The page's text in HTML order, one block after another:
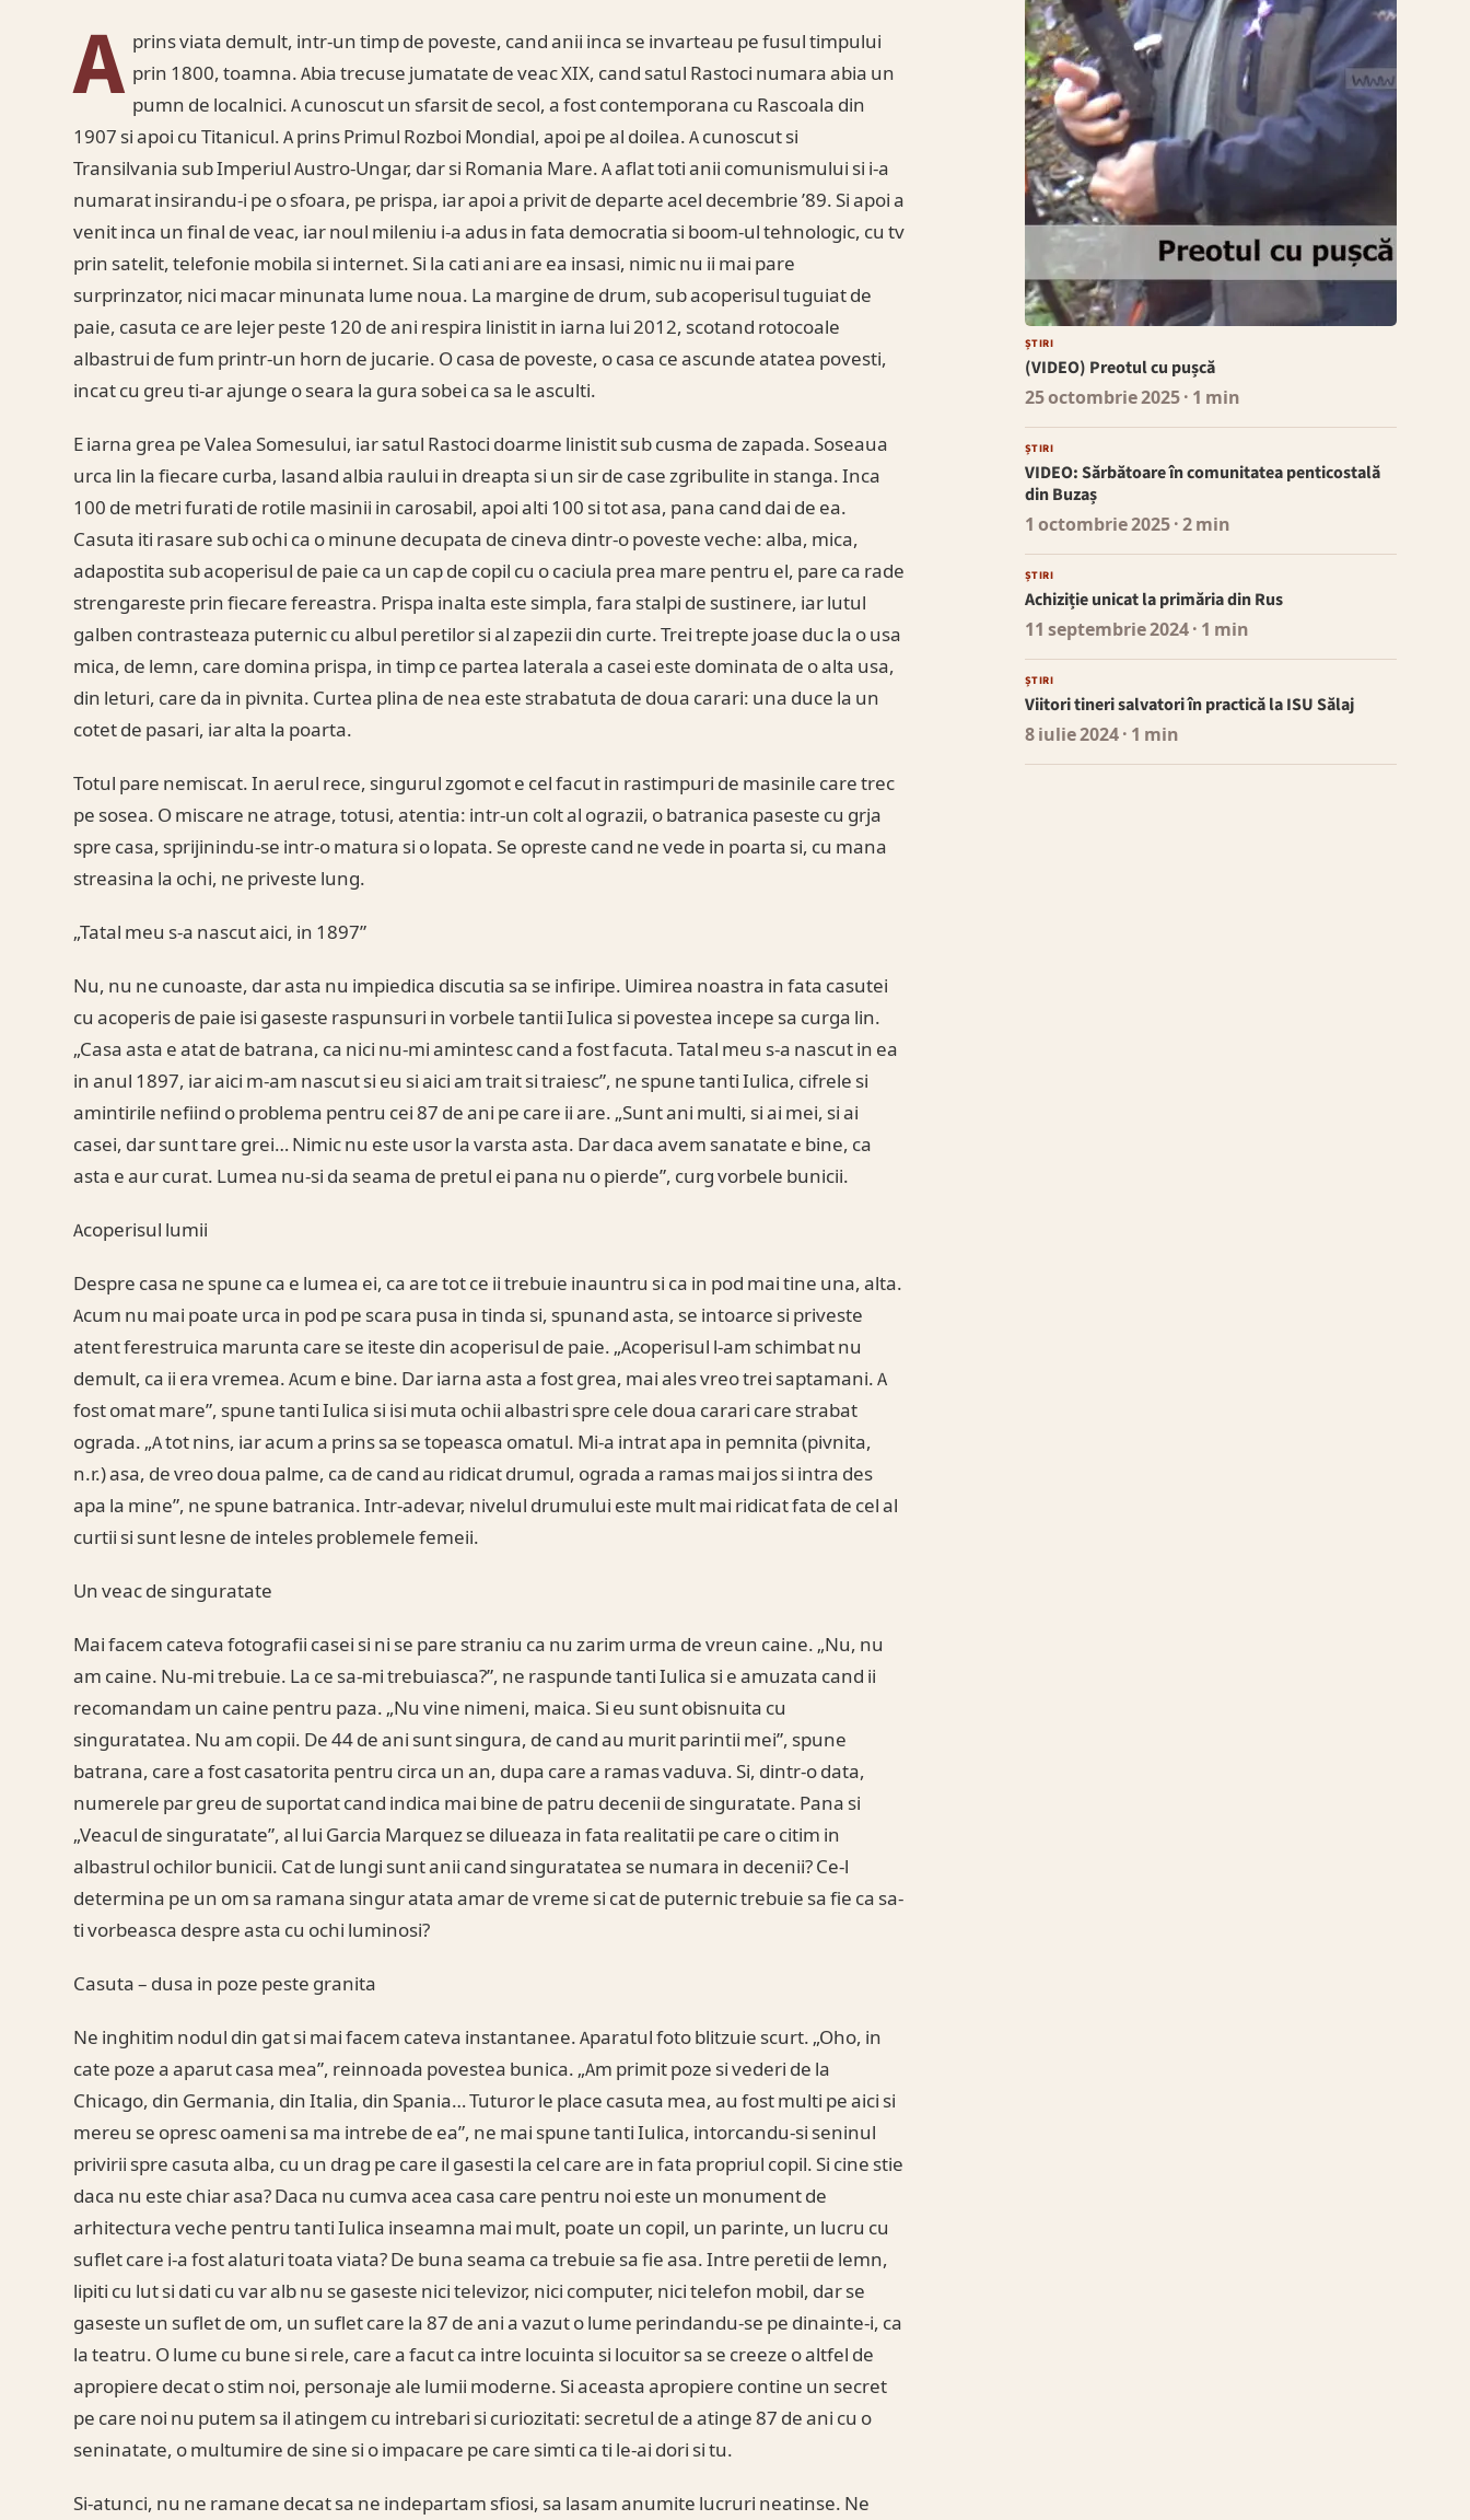
A prins viata demult, intr-un timp de poveste, cand anii inca se invarteau pe fusul timpului
prin 1800, toamna. Abia trecuse jumatate de veac XIX, cand satul Rastoci numara abia un
pumn de localnici. A cunoscut un sfarsit de secol, a fost contemporana cu Rascoala din
1907 si apoi cu Titanicul. A prins Primul Rozboi Mondial, apoi pe al doilea. A cunoscut si
Transilvania sub Imperiul Austro-Ungar, dar si Romania Mare. A aflat toti anii comunismului si i-a
numarat insirandu-i pe o sfoara, pe prispa, iar apoi a privit de departe acel decembrie ’89. Si apoi a
venit inca un final de veac, iar noul mileniu i-a adus in fata democratia si boom-ul tehnologic, cu tv
prin satelit, telefonie mobila si internet. Si la cati ani are ea insasi, nimic nu ii mai pare
surprinzator, nici macar minunata lume noua. La margine de drum, sub acoperisul tuguiat de
paie, casuta ce are lejer peste 120 de ani respira linistit in iarna lui 2012, scotand rotocoale
albastrui de fum printr-un horn de jucarie. O casa de poveste, o casa ce ascunde atatea povesti,
incat cu greu ti-ar ajunge o seara la gura sobei ca sa le asculti.
E iarna grea pe Valea Somesului, iar satul Rastoci doarme linistit sub cusma de zapada. Soseaua
urca lin la fiecare curba, lasand albia raului in dreapta si un sir de case zgribulite in stanga. Inca
100 de metri furati de rotile masinii in carosabil, apoi alti 100 si tot asa, pana cand dai de ea.
Casuta iti rasare sub ochi ca o minune decupata de cineva dintr-o poveste veche: alba, mica,
adapostita sub acoperisul de paie ca un cap de copil cu o caciula prea mare pentru el, pare ca rade
strengareste prin fiecare fereastra. Prispa inalta este simpla, fara stalpi de sustinere, iar lutul
galben contrasteaza puternic cu albul peretilor si al zapezii din curte. Trei trepte joase duc la o usa
mica, de lemn, care domina prispa, in timp ce partea laterala a casei este dominata de o alta usa,
din leturi, care da in pivnita. Curtea plina de nea este strabatuta de doua carari: una duce la un
cotet de pasari, iar alta la poarta.
Totul pare nemiscat. In aerul rece, singurul zgomot e cel facut in rastimpuri de masinile care trec
pe sosea. O miscare ne atrage, totusi, atentia: intr-un colt al ograzii, o batranica paseste cu grja
spre casa, sprijinindu-se intr-o matura si o lopata. Se opreste cand ne vede in poarta si, cu mana
streasina la ochi, ne priveste lung.
„Tatal meu s-a nascut aici, in 1897”
Nu, nu ne cunoaste, dar asta nu impiedica discutia sa se infiripe. Uimirea noastra in fata casutei
cu acoperis de paie isi gaseste raspunsuri in vorbele tantii Iulica si povestea incepe sa curga lin.
„Casa asta e atat de batrana, ca nici nu-mi amintesc cand a fost facuta. Tatal meu s-a nascut in ea
in anul 1897, iar aici m-am nascut si eu si aici am trait si traiesc”, ne spune tanti Iulica, cifrele si
amintirile nefiind o problema pentru cei 87 de ani pe care ii are. „Sunt ani multi, si ai mei, si ai
casei, dar sunt tare grei… Nimic nu este usor la varsta asta. Dar daca avem sanatate e bine, ca
asta e aur curat. Lumea nu-si da seama de pretul ei pana nu o pierde”, curg vorbele bunicii.
Acoperisul lumii
Despre casa ne spune ca e lumea ei, ca are tot ce ii trebuie inauntru si ca in pod mai tine una, alta.
Acum nu mai poate urca in pod pe scara pusa in tinda si, spunand asta, se intoarce si priveste
atent ferestruica marunta care se iteste din acoperisul de paie. „Acoperisul l-am schimbat nu
demult, ca ii era vremea. Acum e bine. Dar iarna asta a fost grea, mai ales vreo trei saptamani. A
fost omat mare”, spune tanti Iulica si isi muta ochii albastri spre cele doua carari care strabat
ograda. „A tot nins, iar acum a prins sa se topeasca omatul. Mi-a intrat apa in pemnita (pivnita,
n.r.) asa, de vreo doua palme, ca de cand au ridicat drumul, ograda a ramas mai jos si intra des
apa la mine”, ne spune batranica. Intr-adevar, nivelul drumului este mult mai ridicat fata de cel al
curtii si sunt lesne de inteles problemele femeii.
Un veac de singuratate
Mai facem cateva fotografii casei si ni se pare straniu ca nu zarim urma de vreun caine. „Nu, nu
am caine. Nu-mi trebuie. La ce sa-mi trebuiasca?”, ne raspunde tanti Iulica si e amuzata cand ii
recomandam un caine pentru paza. „Nu vine nimeni, maica. Si eu sunt obisnuita cu
singuratatea. Nu am copii. De 44 de ani sunt singura, de cand au murit parintii mei”, spune
batrana, care a fost casatorita pentru circa un an, dupa care a ramas vaduva. Si, dintr-o data,
numerele par greu de suportat cand indica mai bine de patru decenii de singuratate. Pana si
„Veacul de singuratate”, al lui Garcia Marquez se dilueaza in fata realitatii pe care o citim in
albastrul ochilor bunicii. Cat de lungi sunt anii cand singuratatea se numara in decenii? Ce-l
determina pe un om sa ramana singur atata amar de vreme si cat de puternic trebuie sa fie ca sa-
ti vorbeasca despre asta cu ochi luminosi?
Casuta – dusa in poze peste granita
Ne inghitim nodul din gat si mai facem cateva instantanee. Aparatul foto blitzuie scurt. „Oho, in
cate poze a aparut casa mea”, reinnoada povestea bunica. „Am primit poze si vederi de la
Chicago, din Germania, din Italia, din Spania… Tuturor le place casuta mea, au fost multi pe aici si
mereu se opresc oameni sa ma intrebe de ea”, ne mai spune tanti Iulica, intorcandu-si seninul
privirii spre casuta alba, cu un drag pe care il gasesti la cel care are in fata propriul copil. Si cine stie
daca nu este chiar asa? Daca nu cumva acea casa care pentru noi este un monument de
arhitectura veche pentru tanti Iulica inseamna mai mult, poate un copil, un parinte, un lucru cu
suflet care i-a fost alaturi toata viata? De buna seama ca trebuie sa fie asa. Intre peretii de lemn,
lipiti cu lut si dati cu var alb nu se gaseste nici televizor, nici computer, nici telefon mobil, dar se
gaseste un suflet de om, un suflet care la 87 de ani a vazut o lume perindandu-se pe dinainte-i, ca
la teatru. O lume cu bune si rele, care a facut ca intre locuinta si locuitor sa se creeze o altfel de
apropiere decat o stim noi, personaje ale lumii moderne. Si aceasta apropiere contine un secret
pe care noi nu putem sa il atingem cu intrebari si curiozitati: secretul de a atinge 87 de ani cu o
seninatate, o multumire de sine si o impacare pe care simti ca ti le-ai dori si tu.
Si-atunci, nu ne ramane decat sa ne indepartam sfiosi, sa lasam anumite lucruri neatinse. Ne
ȘTIRI
(VIDEO) Preotul cu pușcă
25 octombrie 2025· 1 min
ȘTIRI
VIDEO: Sărbătoare în comunitatea penticostală
din Buzaș
1 octombrie 2025· 2 min
ȘTIRI
Achiziție unicat la primăria din Rus
11 septembrie 2024· 1 min
ȘTIRI
Viitori tineri salvatori în practică la ISU Sălaj
8 iulie 2024· 1 min